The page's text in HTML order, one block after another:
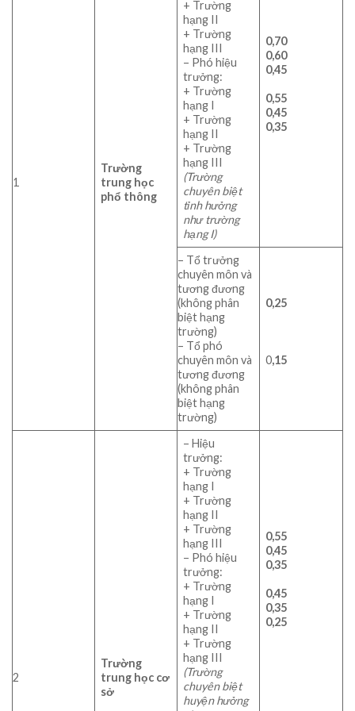
1
Trường
trung học
phổ thông
+ Trường
hạng II
+ Trường
hạng III
– Phó hiệu
trưởng:
+ Trường
hạng I
+ Trường
hạng II
+ Trường
hạng III
(Trường
chuyên biệt
tỉnh hưởng
như trường
hạng I)
0,70
0,60
0,45
0,55
0,45
0,35
– Tổ trưởng
chuyên môn và
tương đương
(không phân
biệt hạng
trường)
– Tổ phó
chuyên môn và
tương đương
(không phân
biệt hạng
trường)
0,25
0,15
2
Trường
trung học cơ
sở
– Hiệu
trưởng:
+ Trường
hạng I
+ Trường
hạng II
+ Trường
hạng III
– Phó hiệu
trưởng:
+ Trường
hạng I
+ Trường
hạng II
+ Trường
hạng III
(Trường
chuyên biệt
huyện hưởng
0,55
0,45
0,35
0,45
0,35
0,25